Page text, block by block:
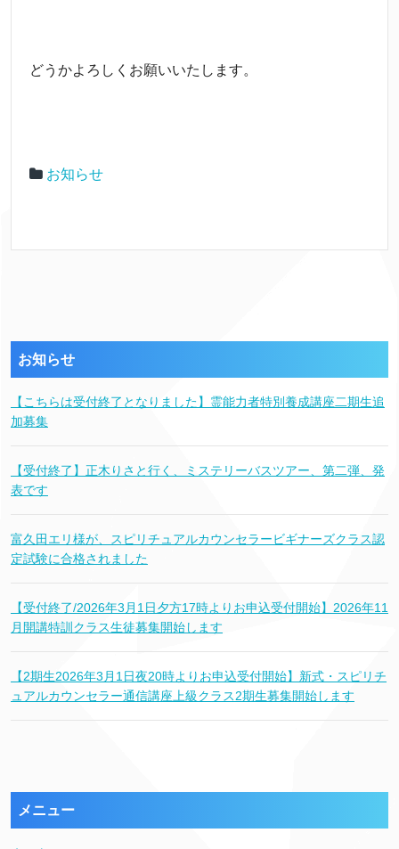
どうかよろしくお願いいたします。
お知らせ
お知らせ
【こちらは受付終了となりました】霊能力者特別養成講座二期生追
加募集
【受付終了】正木りさと行く、ミステリーバスツアー、第二弾、発
表です
富久田エリ様が、スピリチュアルカウンセラービギナーズクラス認
定試験に合格されました
【受付終了/2026年3月1日夕方17時よりお申込受付開始】2026年11
月開講特訓クラス生徒募集開始します
【2期生2026年3月1日夜20時よりお申込受付開始】新式・スピリチ
ュアルカウンセラー通信講座上級クラス2期生募集開始します
メニュー